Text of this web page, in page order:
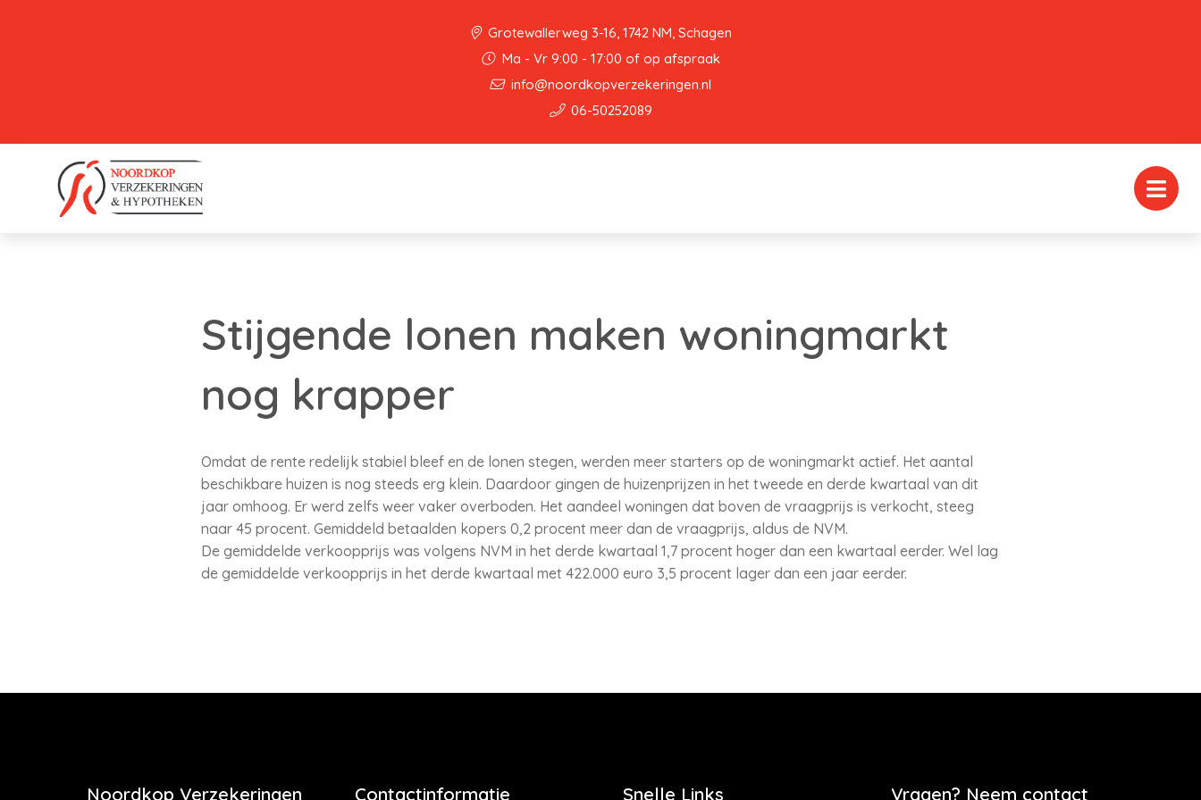
Grotewallerweg 3-16, 1742 NM, Schagen
Ma - Vr 9:00 - 17:00 of op afspraak
info@noordkopverzekeringen.nl
06-50252089
Stijgende lonen maken woningmarkt
nog krapper
Omdat de rente redelijk stabiel bleef en de lonen stegen, werden meer starters op de woningmarkt actief. Het aantal
beschikbare huizen is nog steeds erg klein. Daardoor gingen de huizenprijzen in het tweede en derde kwartaal van dit
jaar omhoog. Er werd zelfs weer vaker overboden. Het aandeel woningen dat boven de vraagprijs is verkocht, steeg
naar 45 procent. Gemiddeld betaalden kopers 0,2 procent meer dan de vraagprijs, aldus de NVM.
De gemiddelde verkoopprijs was volgens NVM in het derde kwartaal 1,7 procent hoger dan een kwartaal eerder. Wel lag
de gemiddelde verkoopprijs in het derde kwartaal met 422.000 euro 3,5 procent lager dan een jaar eerder.
Noordkop Verzekeringen Contactinformatie Snelle Links Vragen? Neem contact